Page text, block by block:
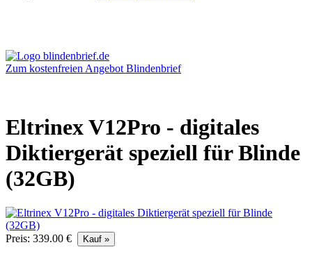
Zum kostenfreien Angebot Blindenbrief
Eltrinex V12Pro - digitales
Diktiergerät speziell für Blinde
(32GB)
Preis: 339.00 €